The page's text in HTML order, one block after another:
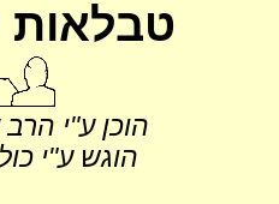
הוכן ע"י
הוגש ע"י